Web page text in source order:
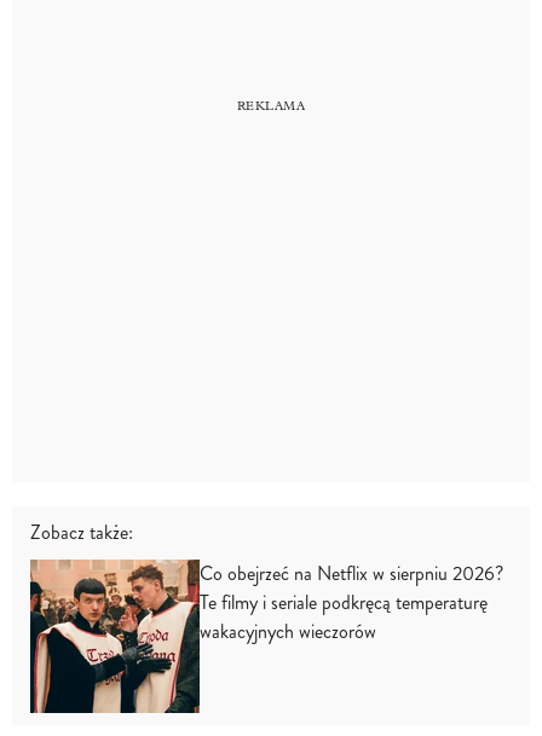
Zobacz także:
Co obejrzeć na Netflix w sierpniu 2026?
Te filmy i seriale podkręcą temperaturę
wakacyjnych wieczorów